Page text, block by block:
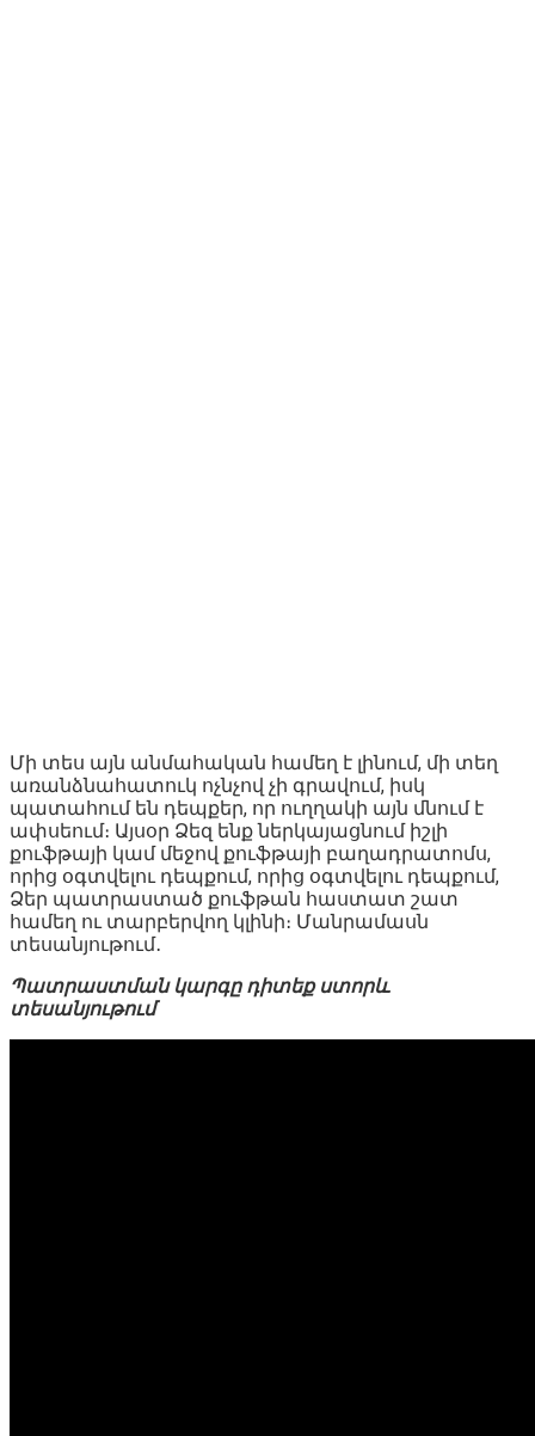
Մի տես այն անմահական համեղ է լինում, մի տեղ
առանձնահատուկ ոչնչով չի գրավում, իսկ
պատահում են դեպքեր, որ ուղղակի այն մնում է
ափսեում։ Այսօր Ձեզ ենք ներկայացնում իշլի
քուֆթայի կամ մեջով քուֆթայի բաղադրատոմս,
որից օգտվելու դեպքում, որից օգտվելու դեպքում,
Ձեր պատրաստած քուֆթան հաստատ շատ
համեղ ու տարբերվող կլինի։ Մանրամասն
տեսանյութում․
Պատրաստման կարգը դիտեք ստորև
տեսանյութում